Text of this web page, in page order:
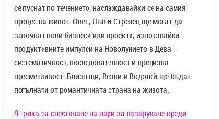
се пуснат по течението, наслаждавайки се на самия
процес на живот. Овен, Лъв и Стрелец ще могат да
започнат нови бизнеси или проекти, използвайки
продуктивните импулси на Новолунието в Дева –
систематичност, последователност и прецизна
пресметливост. Близнаци, Везни и Водолей ще бъдат
погълнати от романтичната страна на живота.
9 трика за спестяване на пари за пазаруване преди